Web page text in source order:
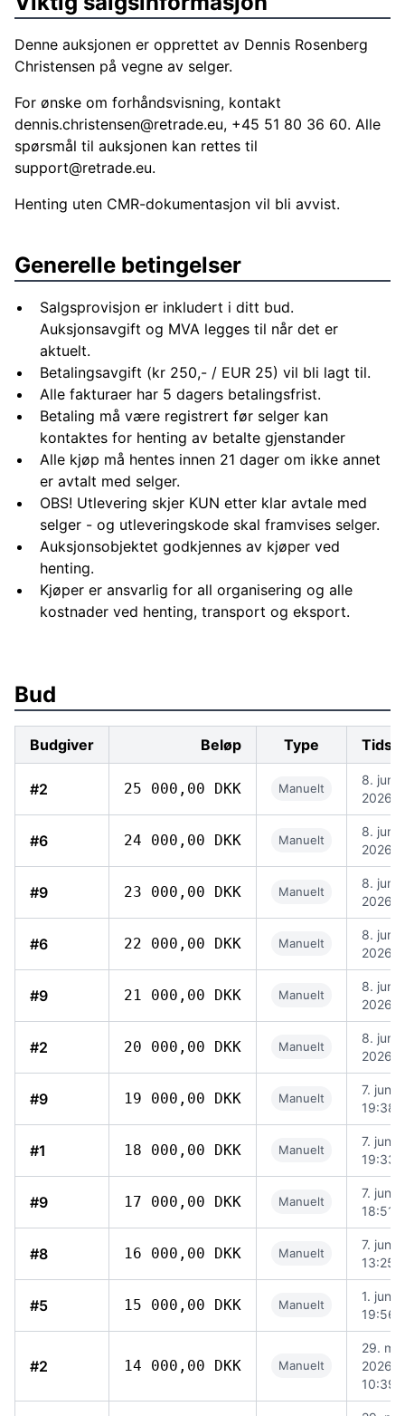
Denne auksjonen er opprettet av Dennis Rosenberg
Christensen på vegne av selger.
For ønske om forhåndsvisning, kontakt
dennis.christensen@retrade.eu, +45 51 80 36 60. Alle
spørsmål til auksjonen kan rettes til
support@retrade.eu.
Henting uten CMR-dokumentasjon vil bli avvist.
Generelle betingelser
Salgsprovisjon er inkludert i ditt bud.
Auksjonsavgift og MVA legges til når det er
aktuelt.
Betalingsavgift (kr 250,- / EUR 25) vil bli lagt til.
Alle fakturaer har 5 dagers betalingsfrist.
Betaling må være registrert før selger kan
kontaktes for henting av betalte gjenstander
Alle kjøp må hentes innen 21 dager om ikke annet
er avtalt med selger.
OBS! Utlevering skjer KUN etter klar avtale med
selger - og utleveringskode skal framvises selger.
Auksjonsobjektet godkjennes av kjøper ved
henting.
Kjøper er ansvarlig for all organisering og alle
kostnader ved henting, transport og eksport.
Bud
Budgiver Beløp Type
#2 25 000,00 DKK Manuelt
8. juni
2026,
#6 24 000,00 DKK Manuelt
8. juni
2026,
#9 23 000,00 DKK Manuelt
8. juni
2026,
#6 22 000,00 DKK Manuelt
8. juni
2026,
#9 21 000,00 DKK Manuelt
8. juni
2026,
#2 20 000,00 DKK Manuelt
8. juni
2026,
#9 19 000,00 DKK Manuelt
7. juni
19:38
#1 18 000,00 DKK Manuelt
7. juni
19:33
#9 17 000,00 DKK Manuelt
7. juni
18:51
#8 16 000,00 DKK Manuelt
7. juni
13:25
#5 15 000,00 DKK Manuelt
1. juni
19:56
#2 14 000,00 DKK Manuelt
29. mai
2026,
10:39